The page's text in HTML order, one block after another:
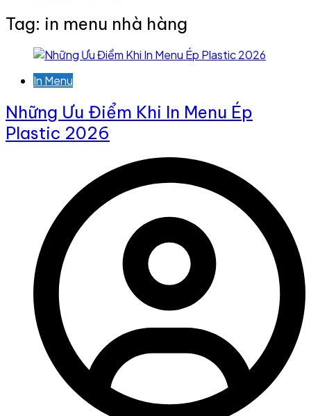
Tag: in menu nhà hàng
In Menu
Những Ưu Điểm Khi In Menu Ép
Plastic 2026